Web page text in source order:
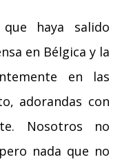
haya salido
en Bélgica y la
en las
adorandas con
Nosotros no
nada que no